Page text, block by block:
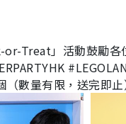
Treat」活動鼓勵各
（數量有限，送完即止